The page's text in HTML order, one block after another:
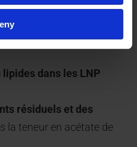
des études
et par le biais de
dans les LNP
résiduels et des
la teneur en acétate de